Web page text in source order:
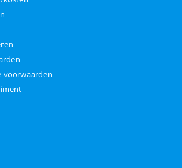
voorwaarden